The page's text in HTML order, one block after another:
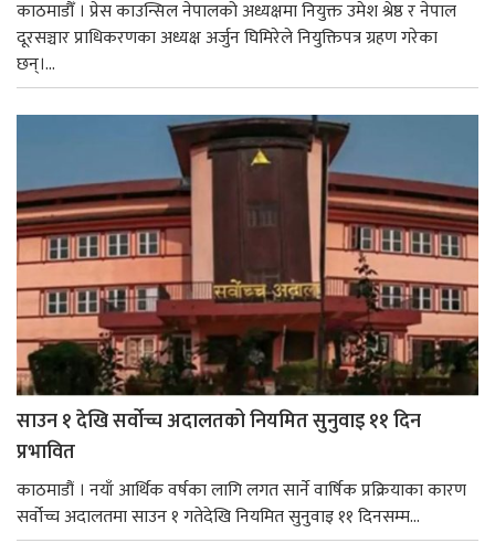
काठमाडौँ । प्रेस काउन्सिल नेपालको अध्यक्षमा नियुक्त उमेश श्रेष्ठ र नेपाल
दूरसञ्चार प्राधिकरणका अध्यक्ष अर्जुन घिमिरेले नियुक्तिपत्र ग्रहण गरेका
छन्।...
साउन १ देखि सर्वोच्च अदालतको नियमित सुनुवाइ ११ दिन
प्रभावित
काठमाडौं । नयाँ आर्थिक वर्षका लागि लगत सार्ने वार्षिक प्रक्रियाका कारण
सर्वोच्च अदालतमा साउन १ गतेदेखि नियमित सुनुवाइ ११ दिनसम्म...